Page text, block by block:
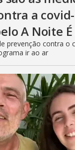
a
A Noite É
prevenção contra o
ir ao ar